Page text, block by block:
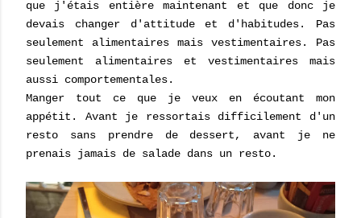
que j'étais entière maintenant et que donc je
devais changer d'attitude et d'habitudes. Pas
seulement alimentaires mais vestimentaires. Pas
seulement alimentaires et vestimentaires mais
aussi comportementales.
Manger tout ce que je veux en écoutant mon
appétit. Avant je ressortais difficilement d'un
resto sans prendre de dessert, avant je ne
prenais jamais de salade dans un resto.